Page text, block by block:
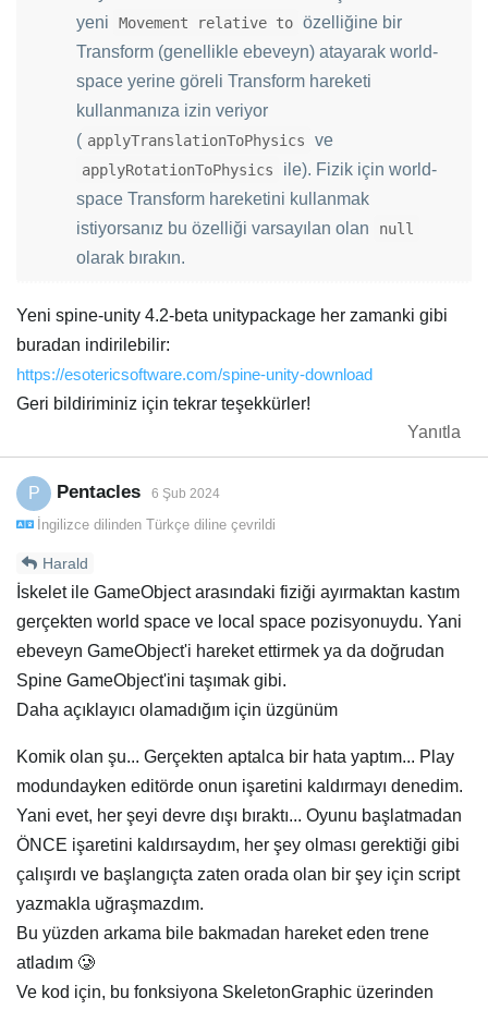
yeni
Movement relative to özelliğine bir
Transform (genellikle ebeveyn) atayarak world-
space yerine göreli Transform hareketi
kullanmanıza izin veriyor
( applyTranslationToPhysics ve
applyRotationToPhysics
ile). Fizik için world-
space Transform hareketini kullanmak
istiyorsanız bu özelliği varsayılan olan
null
olarak bırakın.
Yeni spine-unity 4.2-beta unitypackage her zamanki gibi
buradan indirilebilir:
https://esotericsoftware.com/spine-unity-download
Geri bildiriminiz için tekrar teşekkürler!
Yanıtla
P Pentacles 6 Şub 2024
İngilizce dilinden Türkçe diline çevrildi
Harald
İskelet ile GameObject arasındaki fiziği ayırmaktan kastım
gerçekten world space ve local space pozisyonuydu. Yani
ebeveyn GameObject'i hareket ettirmek ya da doğrudan
Spine GameObject'ini taşımak gibi.
Daha açıklayıcı olamadığım için üzgünüm
Komik olan şu... Gerçekten aptalca bir hata yaptım... Play
modundayken editörde onun işaretini kaldırmayı denedim.
Yani evet, her şeyi devre dışı bıraktı... Oyunu başlatmadan
ÖNCE işaretini kaldırsaydım, her şey olması gerektiği gibi
çalışırdı ve başlangıçta zaten orada olan bir şey için script
yazmakla uğraşmazdım.
Bu yüzden arkama bile bakmadan hareket eden trene
atladım 🥲
Ve kod için, bu fonksiyona SkeletonGraphic üzerinden